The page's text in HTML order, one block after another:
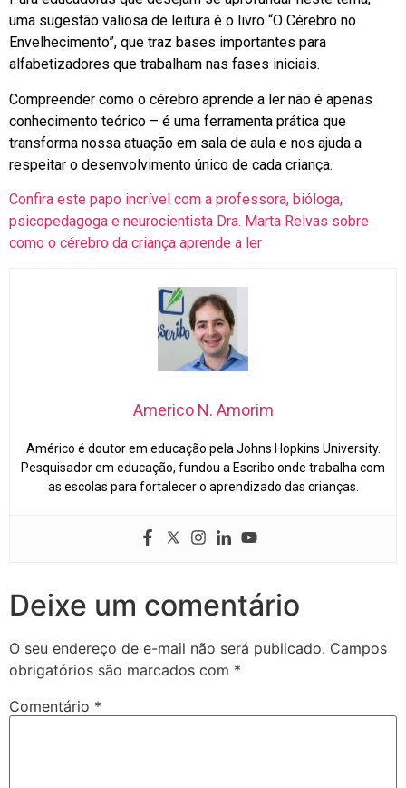
uma sugestão valiosa de leitura é o livro “O Cérebro no
Envelhecimento”, que traz bases importantes para
alfabetizadores que trabalham nas fases iniciais.
Compreender como o cérebro aprende a ler não é apenas
conhecimento teórico – é uma ferramenta prática que
transforma nossa atuação em sala de aula e nos ajuda a
respeitar o desenvolvimento único de cada criança.
Confira este papo incrível com a professora, bióloga,
psicopedagoga e neurocientista Dra. Marta Relvas sobre
como o cérebro da criança aprende a ler
Americo N. Amorim
Américo é doutor em educação pela Johns Hopkins University.
Pesquisador em educação, fundou a Escribo onde trabalha com
as escolas para fortalecer o aprendizado das crianças.
Deixe um comentário
O seu endereço de e-mail não será publicado. Campos
obrigatórios são marcados com *
Comentário *